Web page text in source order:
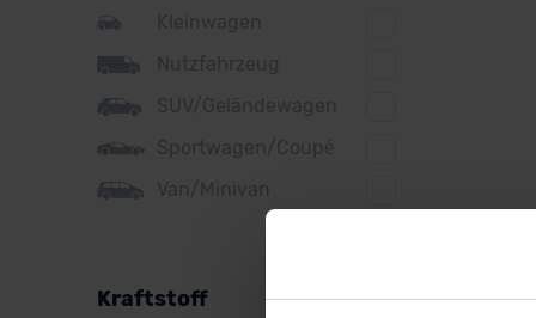
Ford
Honda
Lexus
Kleinwagen
Nutzfahrzeug
SUV/Geländewagen
Sportwagen/Coupé
Van/Minivan
Kraftstoff